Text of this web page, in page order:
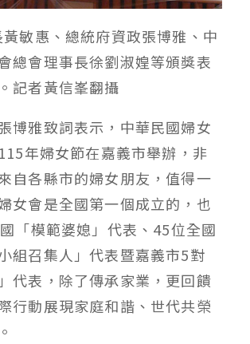
敏惠、總統府資政張博雅、中
總會理事長徐劉淑媓等頒獎表
記者黃信峯翻攝
博雅致詞表示，中華民國婦女
年婦女節在嘉義市舉辦，非
自各縣市的婦女朋友，值得一
女會是全國第一個成立的，也
「模範婆媳」代表、45位全國
組召集人」代表暨嘉義市5對
代表，除了傳承家業，更回饋
行動展現家庭和諧、世代共榮